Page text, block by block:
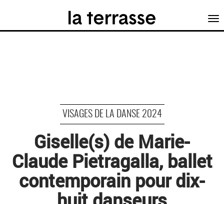
VISAGES DE LA DANSE 2024
Giselle(s) de Marie-
Claude Pietragalla, ballet
contemporain pour dix-